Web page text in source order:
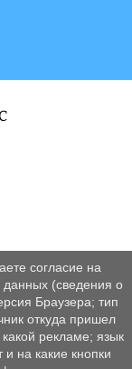
согласие на
данных (сведения о
Браузера; тип
откуда пришел
рекламе; язык
на какие кнопки